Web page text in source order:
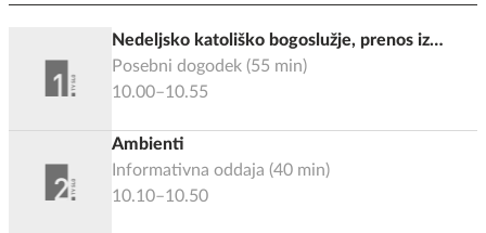
Nedeljsko katoliško bogoslužje, prenos iz
Sevnice
Posebni dogodek (55 min)
10.00–10.55
Ambienti
Informativna oddaja (40 min)
10.10–10.50